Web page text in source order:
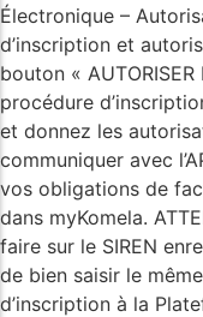
Électronique –
d’inscription et
bouton «
procédure
et donnez les
communiquer avec
vos obligations de
dans myKomela.
faire sur le SIREN
de bien saisir le
d’inscription à la